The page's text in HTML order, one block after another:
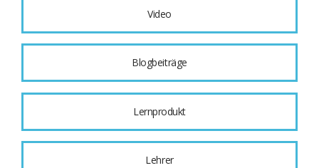
Video
Blogbeiträge
Lernprodukt
Lehrer